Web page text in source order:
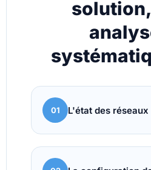
01 L'état des réseaux